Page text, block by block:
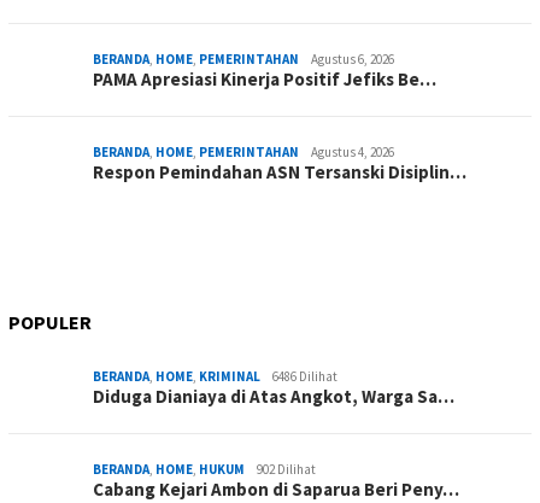
BERANDA, HOME, PEMERINTAHAN Agustus 6, 2026
PAMA Apresiasi Kinerja Positif Jefiks Be…
BERANDA, HOME, PEMERINTAHAN Agustus 4, 2026
Respon Pemindahan ASN Tersanski Disiplin…
POPULER
BERANDA, HOME, KRIMINAL 6486 Dilihat
Diduga Dianiaya di Atas Angkot, Warga Sa…
BERANDA, HOME, HUKUM 902 Dilihat
Cabang Kejari Ambon di Saparua Beri Peny…